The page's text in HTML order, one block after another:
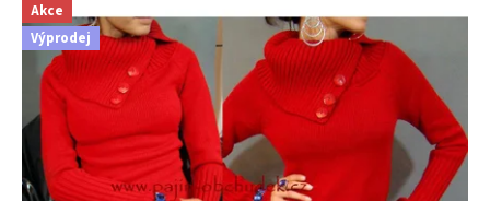
Akce
Výprodej